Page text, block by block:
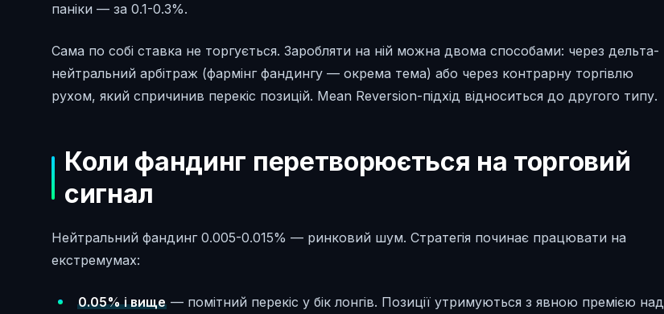
паніки — за 0.1-0.3%.
Сама по собі ставка не торгується. Заробляти на ній можна двома способами: через дельта-
нейтральний арбітраж (фармінг фандингу — окрема тема) або через контрарну торгівлю
рухом, який спричинив перекіс позицій. Mean Reversion-підхід відноситься до другого типу.
Коли фандинг перетворюється на торговий
сигнал
Нейтральний фандинг 0.005-0.015% — ринковий шум. Стратегія починає працювати на
екстремумах:
0.05% і вище— помітний перекіс у бік лонгів. Позиції утримуються з явною премією над